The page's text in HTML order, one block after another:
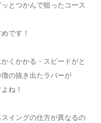
とつかんで狙ったコース
です！
くかかる・スピードがと
の抜き出たラバーが
ね！
イングの仕方が異なるの